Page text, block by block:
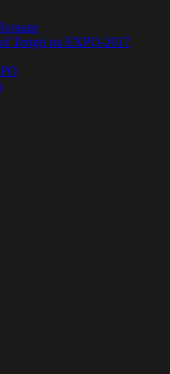
Tengri на EXPO-2017